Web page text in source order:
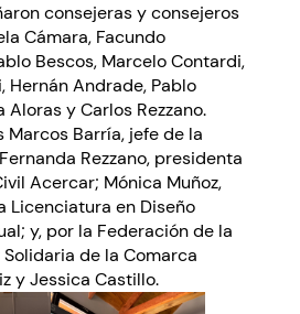
consejeras y consejeros
Cámara, Facundo
Bescos, Marcelo Contardi,
Hernán Andrade, Pablo
y Carlos Rezzano.
Barría, jefe de la
Rezzano, presidenta
Acercar; Mónica Muñoz,
Licenciatura en Diseño
y, por la Federación de la
de la Comarca
y Jessica Castillo.